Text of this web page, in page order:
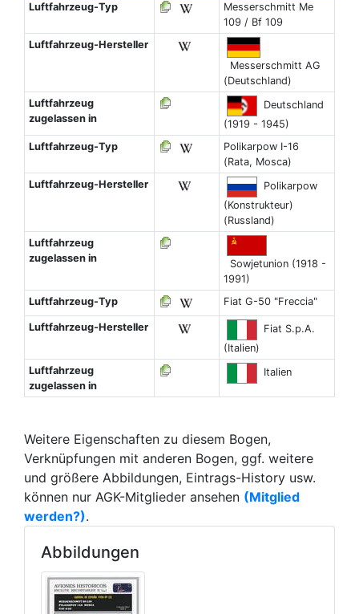
Luftfahrzeug-Typ
Messerschmitt Me
109 / Bf 109
Luftfahrzeug-Hersteller
Messerschmitt AG
(Deutschland)
Luftfahrzeug
zugelassen in
Deutschland
(1919 - 1945)
Luftfahrzeug-Typ
Polikarpow I-16
(Rata, Mosca)
Luftfahrzeug-Hersteller
Polikarpow
(Konstrukteur)
(Russland)
Luftfahrzeug
zugelassen in
Sowjetunion (1918 -
1991)
Luftfahrzeug-Typ
Fiat G-50 "Freccia"
Luftfahrzeug-Hersteller
Fiat S.p.A.
(Italien)
Luftfahrzeug
zugelassen in
Italien
Weitere Eigenschaften zu diesem Bogen,
Verknüpfungen mit anderen Bogen, ggf. weitere
und größere Abbildungen, Eintrags-History usw.
können nur AGK-Mitglieder ansehen (Mitglied
werden?).
Abbildungen